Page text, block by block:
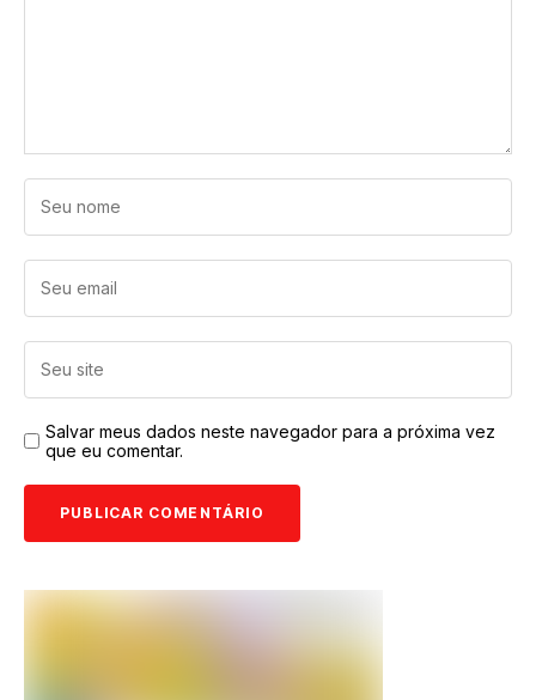
Salvar meus dados neste navegador para a próxima vez
que eu comentar.